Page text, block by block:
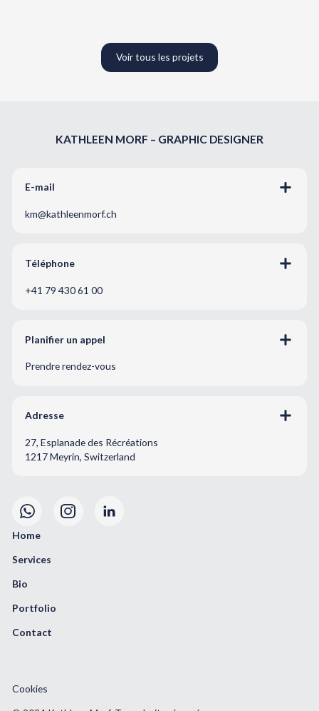
Voir tous les projets
KATHLEEN MORF – GRAPHIC DESIGNER
E-mail
km@kathleenmorf.ch
Téléphone
+41 79 430 61 00
Planifier un appel
Prendre rendez-vous
Adresse
27, Esplanade des Récréations
1217 Meyrin, Switzerland
Home
Services
Bio
Portfolio
Contact
Cookies